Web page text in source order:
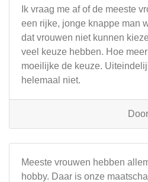
Ik vraag me af of de meeste
een rijke, jonge knappe man
dat vrouwen niet kunnen
veel keuze hebben. Hoe
moeilijke de keuze.
helemaal niet.
Door
Meeste vrouwen hebben
hobby. Daar is onze